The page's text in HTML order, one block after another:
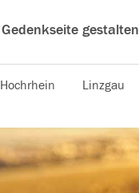
Gedenkseite gestalten
Hochrhein Linzgau